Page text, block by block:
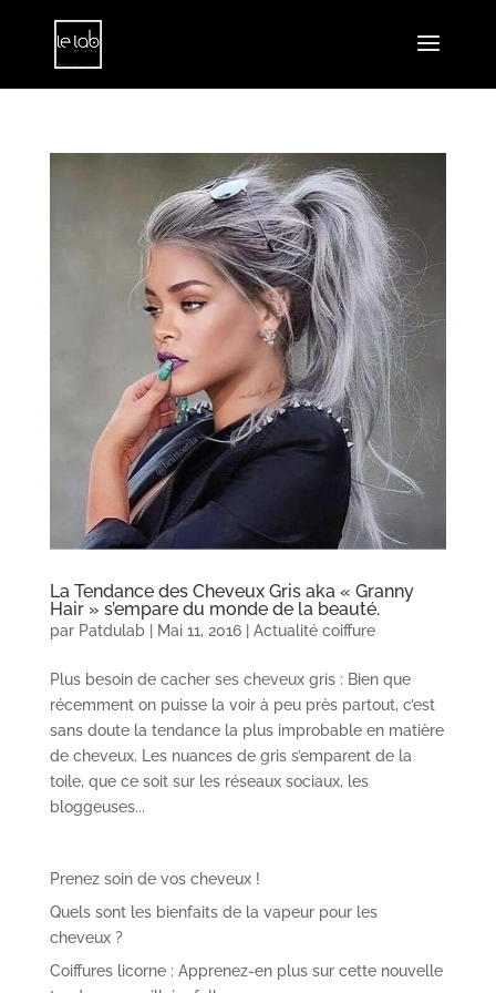
La Tendance des Cheveux Gris aka « Granny
Hair » s’empare du monde de la beauté.
par Patdulab| Mai 11, 2016| Actualité coiffure
Plus besoin de cacher ses cheveux gris : Bien que
récemment on puisse la voir à peu près partout, c’est
sans doute la tendance la plus improbable en matière
de cheveux. Les nuances de gris s’emparent de la
toile, que ce soit sur les réseaux sociaux, les
bloggeuses...
Prenez soin de vos cheveux !
Quels sont les bienfaits de la vapeur pour les
cheveux ?
Coiffures licorne : Apprenez-en plus sur cette nouvelle